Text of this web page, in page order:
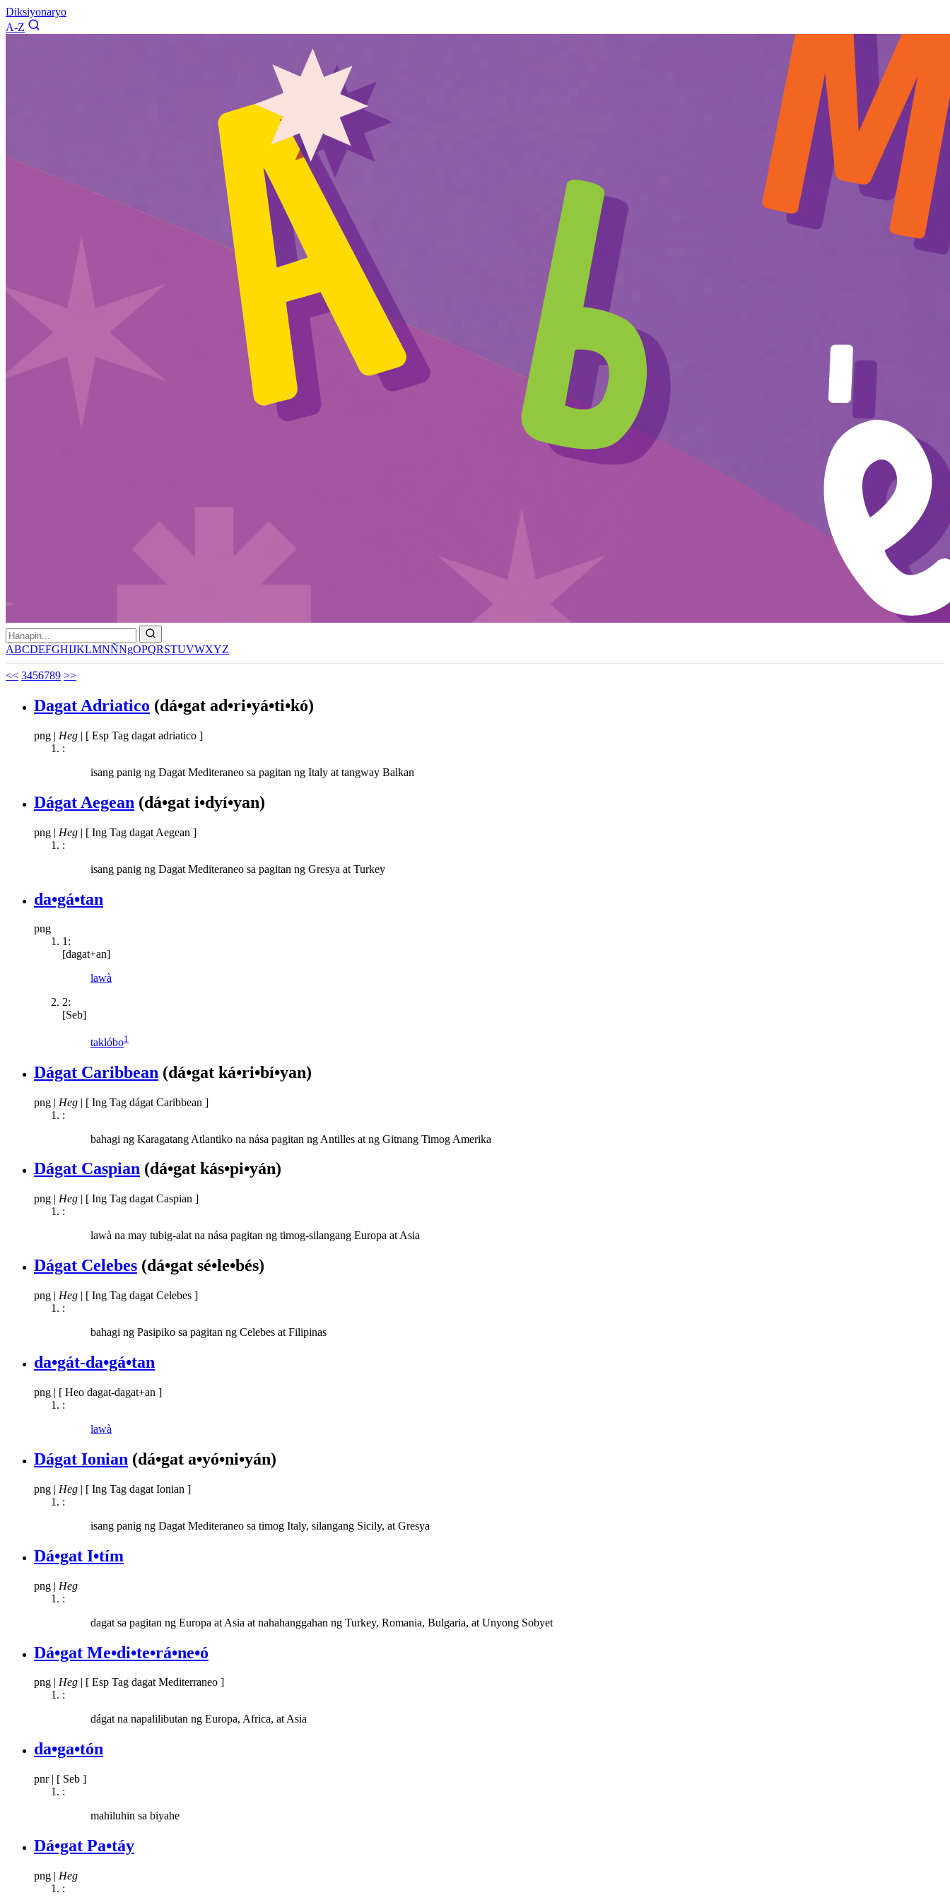
Diksiyonaryo
A-Z
ABCDEFGHIJKLMNÑNgOPQRSTUVWXYZ
<< 3456789 >>
Dagat Adriatico (dá•gat ad•ri•yá•ti•kó)
png | Heg | [ Esp Tag dagat adriatico ]
:
isang panig ng Dagat Mediteraneo sa pagitan ng Italy at tangway Balkan
Dágat Aegean (dá•gat i•dyí•yan)
png | Heg | [ Ing Tag dagat Aegean ]
:
isang panig ng Dagat Mediteraneo sa pagitan ng Gresya at Turkey
da•gá•tan
png
1:
[dagat+an]
lawà
2:
[Seb]
taklóbo1
Dágat Caribbean (dá•gat ká•ri•bí•yan)
png | Heg | [ Ing Tag dágat Caribbean ]
:
bahagi ng Karagatang Atlantiko na nása pagitan ng Antilles at ng Gitnang Timog Amerika
Dágat Caspian (dá•gat kás•pi•yán)
png | Heg | [ Ing Tag dagat Caspian ]
:
lawà na may tubig-alat na nása pagitan ng timog-silangang Europa at Asia
Dágat Celebes (dá•gat sé•le•bés)
png | Heg | [ Ing Tag dagat Celebes ]
:
bahagi ng Pasipiko sa pagitan ng Celebes at Filipinas
da•gát-da•gá•tan
png | [ Heo dagat-dagat+an ]
:
lawà
Dágat Ionian (dá•gat a•yó•ni•yán)
png | Heg | [ Ing Tag dagat Ionian ]
:
isang panig ng Dagat Mediteraneo sa timog Italy, silangang Sicily, at Gresya
Dá•gat I•tím
png | Heg
:
dagat sa pagitan ng Europa at Asia at nahahanggahan ng Turkey, Romania, Bulgaria, at Unyong Sobyet
Dá•gat Me•di•te•rá•ne•ó
png Heg
[ Esp Tag dagat Mediterraneo ]
:
dágat na napalilibutan ng Europa, Africa, at Asia
da•ga•tón
pnr | [ Seb ]
:
mahiluhin sa biyahe
Dá•gat Pa•táy
png | Heg
: